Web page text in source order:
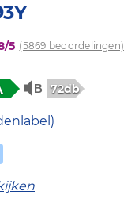
5 (5869 beoordelingen)
72db